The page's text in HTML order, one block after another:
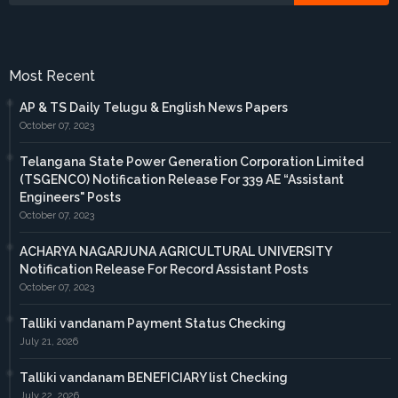
Most Recent
AP & TS Daily Telugu & English News Papers
October 07, 2023
Telangana State Power Generation Corporation Limited
(TSGENCO) Notification Release For 339 AE “Assistant
Engineers" Posts
October 07, 2023
ACHARYA NAGARJUNA AGRICULTURAL UNIVERSITY
Notification Release For Record Assistant Posts
October 07, 2023
Talliki vandanam Payment Status Checking
July 21, 2026
Talliki vandanam BENEFICIARY list Checking